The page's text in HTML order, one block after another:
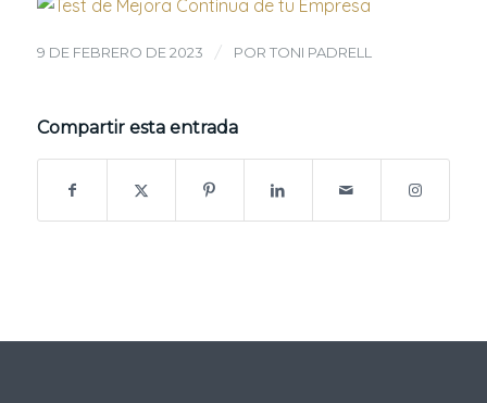
9 DE FEBRERO DE 2023 / POR TONI PADRELL
Compartir esta entrada